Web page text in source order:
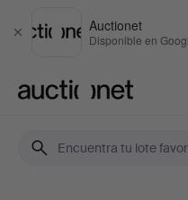
Cerrar
Auctionet
Disponible en